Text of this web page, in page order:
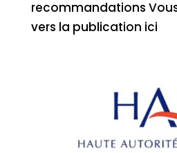
recommandations
vers la publication ici